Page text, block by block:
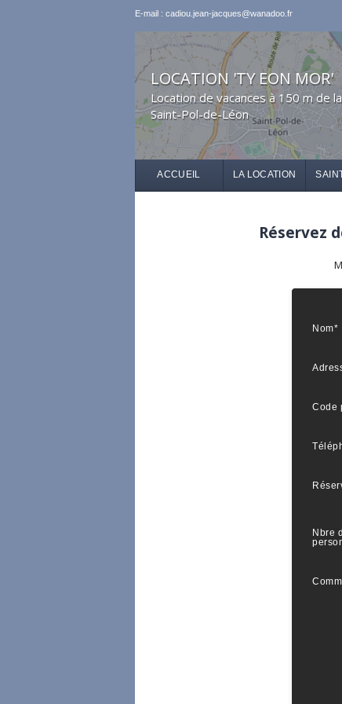
E-mail : cadiou.jean-jacques@wanadoo.fr
LOCATION 'TY EON MOR'
Location de vacances à 150 m de
Saint-Pol-de-Léon
ACCUEIL LA LOCATION
Réservez
Nom*
Code
Nbre